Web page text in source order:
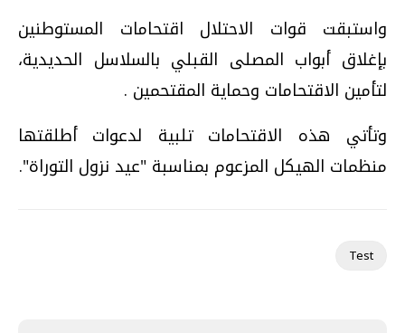
واستبقت قوات الاحتلال اقتحامات المستوطنين
بإغلاق أبواب المصلى القبلي بالسلاسل الحديدية،
لتأمين الاقتحامات وحماية المقتحمين .
وتأتي هذه الاقتحامات تلبية لدعوات أطلقتها
منظمات الهيكل المزعوم بمناسبة "عيد نزول التوراة".
Test